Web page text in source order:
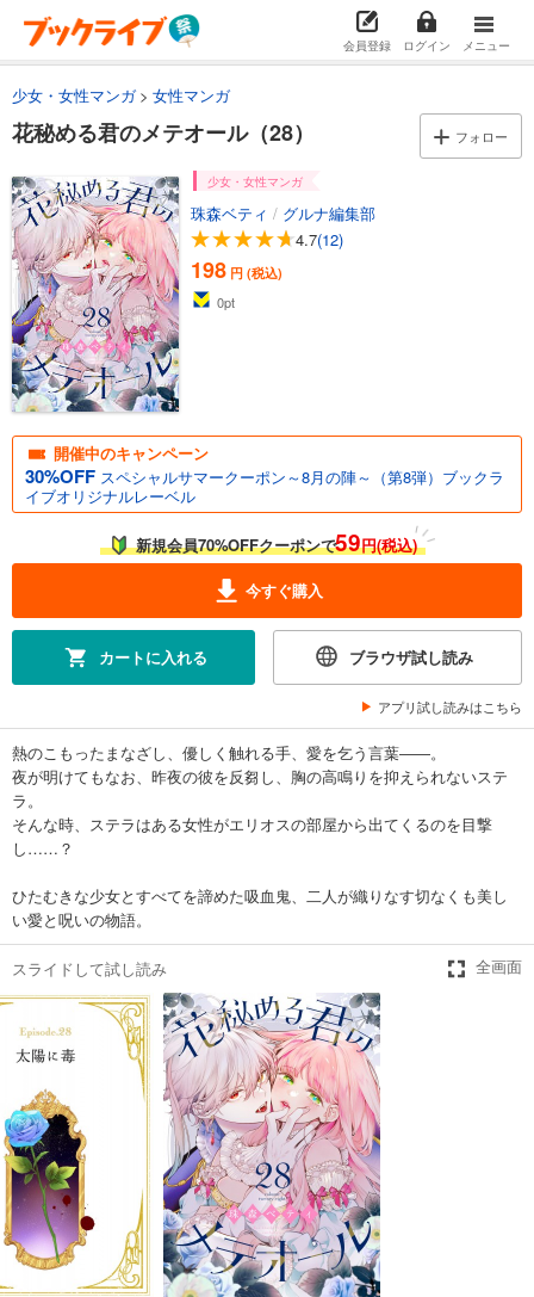
会員登録 ログイン メニュー
少女・女性マンガ 女性マンガ
花秘める君のメテオール（28） フォロー
少女・女性マンガ
珠森ベティ / グルナ編集部
4.7(12)
198 円 (税込)
0pt
開催中のキャンペーン
30%OFF スペシャルサマークーポン～8月の陣～（第8弾）ブックラ
イブオリジナルレーベル
新規会員70%OFFクーポンで59円(税込)
今すぐ購入
カートに入れる ブラウザ試し読み
アプリ試し読みはこちら
熱のこもったまなざし、優しく触れる手、愛を乞う言葉――。
夜が明けてもなお、昨夜の彼を反芻し、胸の高鳴りを抑えられないステ
ラ。
そんな時、ステラはある女性がエリオスの部屋から出てくるのを目撃
し……？
ひたむきな少女とすべてを諦めた吸血鬼、二人が織りなす切なくも美し
い愛と呪いの物語。
スライドして試し読み 全画面
カート
試し読み
あらすじを表示する
花秘める君のメテオール（12）
円 (税込)
あらすじを表示する
花秘める君のメテオール（13）
165円 (税込)
あらすじを表示する
花秘める君のメテオール（14）
165円 (税込)
あらすじを表示する
花秘める君のメテオール（15）
165円 (税込)
あらすじを表示する
花秘める君のメテオール（16）
あらすじを表示する
花秘める君のメテオール（17）
165 円 (税込)
あらすじを表示する
花秘める君のメテオール（18）
165 円 (税込)
あらすじを表示する